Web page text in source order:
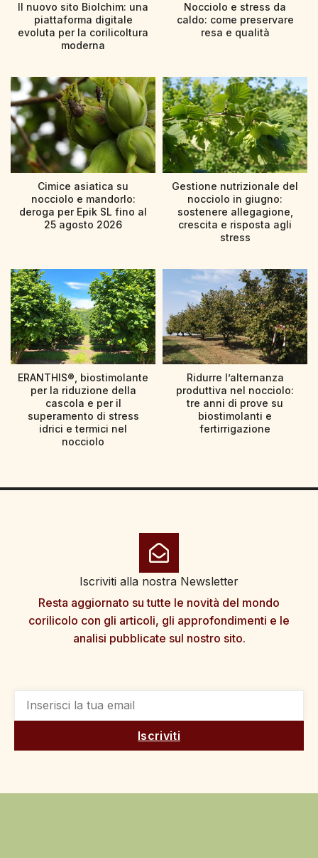
Il nuovo sito Biolchim: una
piattaforma digitale
evoluta per la corilicoltura
moderna
Nocciolo e stress da
caldo: come preservare
resa e qualità
Cimice asiatica su
nocciolo e mandorlo:
deroga per Epik SL fino al
25 agosto 2026
Gestione nutrizionale del
nocciolo in giugno:
sostenere allegagione,
crescita e risposta agli
stress
ERANTHIS®, biostimolante
per la riduzione della
cascola e per il
superamento di stress
idrici e termici nel
nocciolo
Ridurre l’alternanza
produttiva nel nocciolo:
tre anni di prove su
biostimolanti e
fertirrigazione
Iscriviti alla nostra Newsletter
Resta aggiornato su tutte le novità del mondo
corilicolo con gli articoli, gli approfondimenti e le
analisi pubblicate sul nostro sito.
Iscriviti